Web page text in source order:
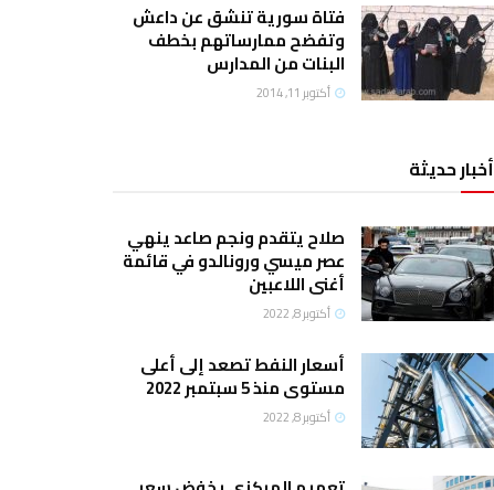
فتاة سورية تنشق عن داعش
وتفضح ممارساتهم بخطف
البنات من المدارس
أكتوبر 11, 2014
أخبار حديثة
صلاح يتقدم ونجم صاعد ينهي
عصر ميسي ورونالدو في قائمة
أغنى اللاعبين
أكتوبر 8, 2022
أسعار النفط تصعد إلى أعلى
مستوى منذ 5 سبتمبر 2022
أكتوبر 8, 2022